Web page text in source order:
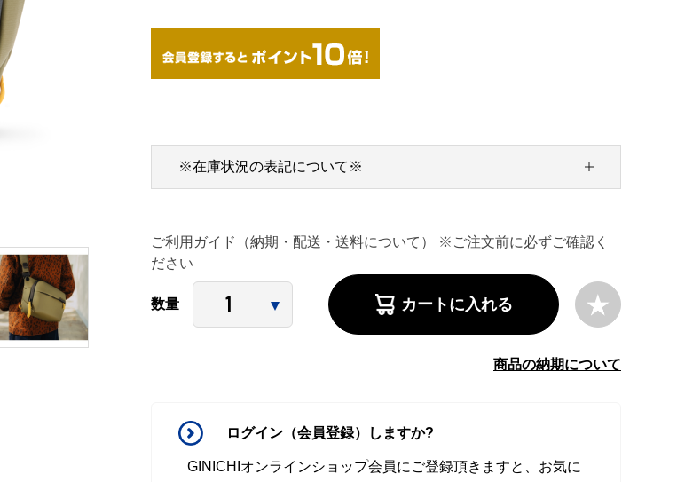
ご利用ガイド（納期・配送・送料について） ※ご注文前に必ずご確認く
ださい
※在庫状況の表記について※
数量 カートに入れる
商品の納期について
ログイン（会員登録）しますか?
GINICHIオンラインショップ会員にご登録頂きますと、お気に